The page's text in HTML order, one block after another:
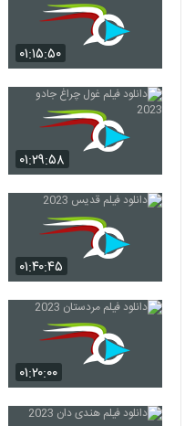
۰۱:۱۵:۵۰
۰۱:۲۹:۵۸
۰۱:۴۰:۴۵
۰۱:۲۰:۰۰